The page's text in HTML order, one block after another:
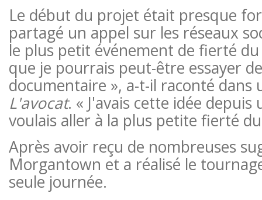
Le début du projet était presque
partagé un appel sur les réseaux
le plus petit événement de fierté du
que je pourrais peut-être essayer
documentaire », a-t-il raconté dans
L'avocat. « J'avais cette idée
voulais aller à la plus petite fierté
Après avoir reçu de nombreuses
Morgantown et a réalisé le
seule journée.